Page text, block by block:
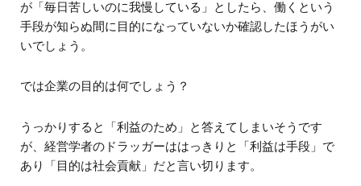
が「毎日苦しいのに我慢している」としたら、働くという
手段が知らぬ間に目的になっていないか確認したほうがい
いでしょう。
では企業の目的は何でしょう？
うっかりすると「利益のため」と答えてしまいそうです
が、経営学者のドラッガーははっきりと「利益は手段」で
あり「目的は社会貢献」だと言い切ります。